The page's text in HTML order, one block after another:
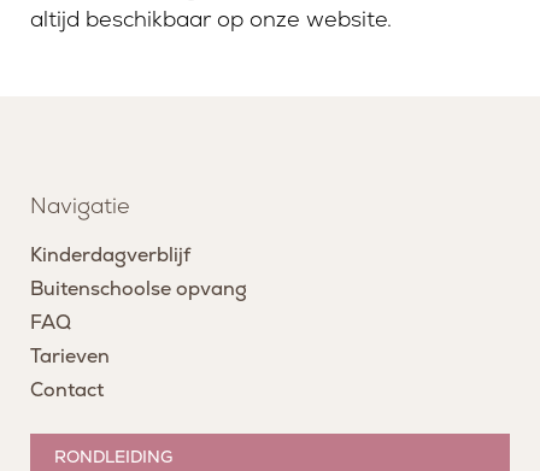
altijd beschikbaar op onze website.
Navigatie
Kinderdagverblijf
Buitenschoolse opvang
FAQ
Tarieven
Contact
RONDLEIDING